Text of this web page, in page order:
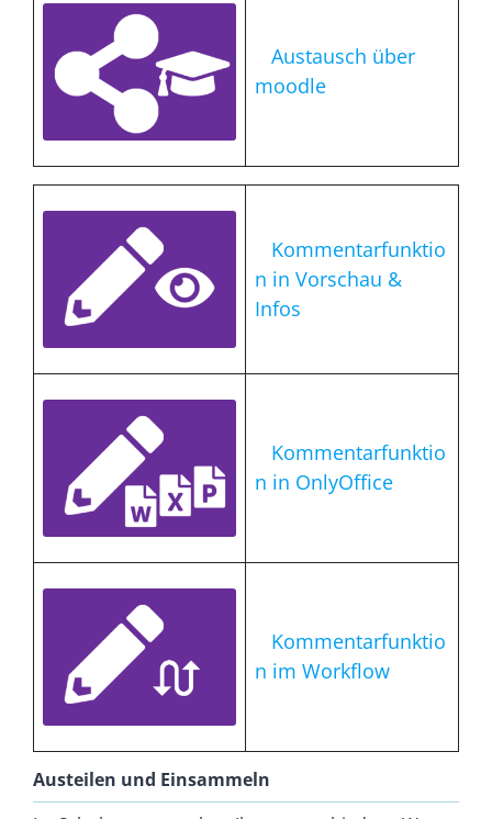
Austausch über
moodle
Kommentarfunktio
n in Vorschau &
Infos
Kommentarfunktio
n in OnlyOffice
Kommentarfunktio
n im Workflow
Austeilen und Einsammeln